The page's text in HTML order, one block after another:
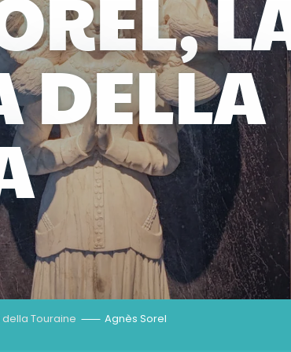
DELLA
Touraine Agnès Sorel